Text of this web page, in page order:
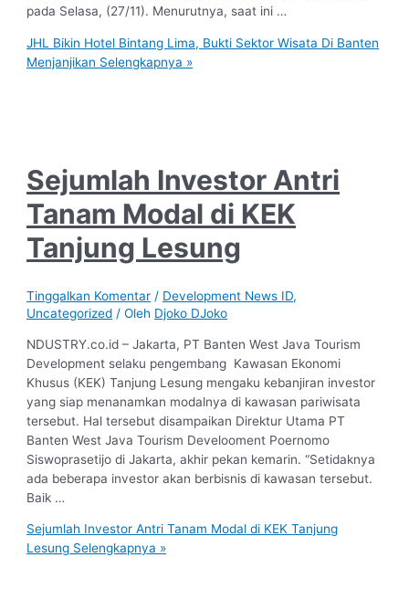
pada Selasa, (27/11). Menurutnya, saat ini …
JHL Bikin Hotel Bintang Lima, Bukti Sektor Wisata Di Banten
Menjanjikan Selengkapnya »
Sejumlah Investor Antri
Tanam Modal di KEK
Tanjung Lesung
Tinggalkan Komentar / Development News ID,
Uncategorized / Oleh Djoko DJoko
NDUSTRY.co.id – Jakarta, PT Banten West Java Tourism
Development selaku pengembang Kawasan Ekonomi
Khusus (KEK) Tanjung Lesung mengaku kebanjiran investor
yang siap menanamkan modalnya di kawasan pariwisata
tersebut. Hal tersebut disampaikan Direktur Utama PT
Banten West Java Tourism Develooment Poernomo
Siswoprasetijo di Jakarta, akhir pekan kemarin. “Setidaknya
ada beberapa investor akan berbisnis di kawasan tersebut.
Baik …
Sejumlah Investor Antri Tanam Modal di KEK Tanjung
Lesung Selengkapnya »